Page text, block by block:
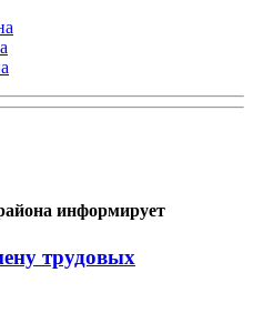
информирует
трудовых